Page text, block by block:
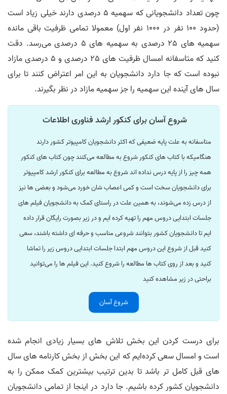
چون تعداد دانشجویانی که سهمیه 5 درصدی دارند خیلی زیاد است
(حدود 100 نفر در 1000 نفر اول) معمولا تمامی ظرفیت باقی مانده
سهمیه های 25 درصدی به سهمیه های 5 درصدی می‌رسد. دقت
کنید که متاسفانه امسال ظرفیت های 25 درصدی و 5 درصدی مازاد
نبوده است که جا دارد دانشجویان به این امر اعتراض کنند تا برای
سال های آینده این سهمیه را جز سهمیه مازاد در نظر بگیرند.
شروع آسان برای کنکور ارشد فناوری اطلاعات
متاسفانه به علت پایه ضعیفی که اکثر دانشجویان کامپیوتر کشور دارند
هنگامیکه با کتاب های کنکور شروع به مطالعه می‌کنند چون کتاب های کنکور
همه چیز را از پایه درس نداده اند شروع به مطالعه برای کنکور ارشد کامپیوتر
برای دانشجویان سخت است و کمی اعصاب شان خورد می‌شود و بعضی ها نیز
از درس زده می‌شوند، به همین علت در راستای کمک به دانشجویان فیلم های
جلسات ابتدایی دروس مهم را تهیه کرده ایم و در زیر بصورت رایگان قرار داده
ایم تا دانشجویان کشور بتوانند شروعی مناسب و حرفه ای داشته باشند، سعی
کنید قبل از شروع این دروس مهم ابتدا جلسات ابتدایی دروس زیر را تماشا
کنید و بعد از روی کتاب ها مطالعه را شروع کنید. این فیلم ها را می‌توانید
براحتی در زیر مشاهده کنید
شروع آسان
برای درست کردن این بخش تلاش های بسیار زیادی انجام شده
است و امسال سعی کرده‌ایم که این بخش از بخش کارنامه های سال
های قبل کامل تر باشد تا بدین ترتیب بیشترین کمک ممکن را به
دانشجویان کشور کرده باشیم. جا دارد در اینجا از تمامی دانشجویان